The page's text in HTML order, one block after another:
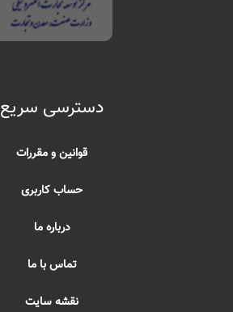
دسترسی سریع
قوانین و مقررات
حساب کاربری
درباره ما
تماس با ما
نقشه سایت